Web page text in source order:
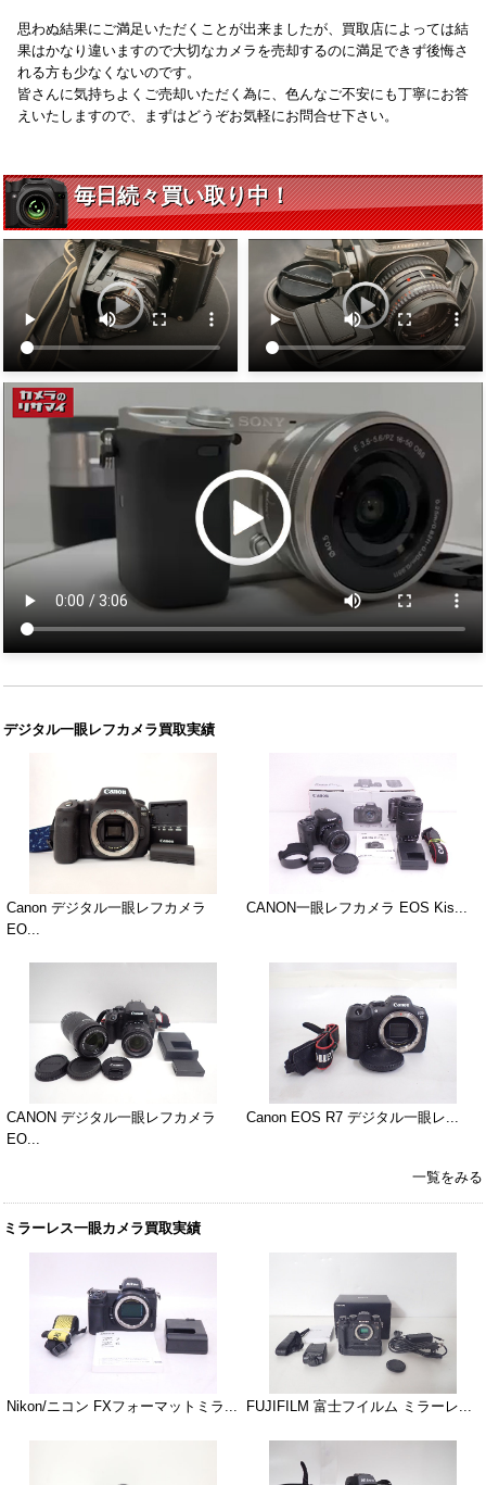
思わぬ結果にご満足いただくことが出来ましたが、買取店によっては結
果はかなり違いますので大切なカメラを売却するのに満足できず後悔さ
れる方も少なくないのです。
皆さんに気持ちよくご売却いただく為に、色んなご不安にも丁寧にお答
えいたしますので、まずはどうぞお気軽にお問合せ下さい。
デジタル一眼レフカメラ買取実績
Canon デジタル一眼レフカメラ
EO...
CANON一眼レフカメラ EOS Kis...
CANON デジタル一眼レフカメラ
EO...
Canon EOS R7 デジタル一眼レ...
一覧をみる
ミラーレス一眼カメラ買取実績
Nikon/ニコン FXフォーマットミラ... FUJIFILM 富士フイルム ミラーレ...